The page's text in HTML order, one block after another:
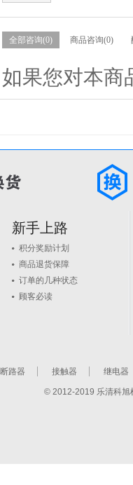
全部咨询(0) 商品咨询(0)
如果您对本商
新手上路
积分奖励计划
商品退货保障
订单的几种状态
顾客必读
断路器 接触器 继电器
© 2012-2019 乐清科旭